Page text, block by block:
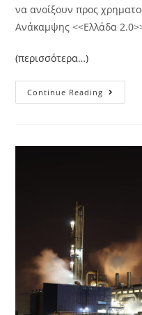
να ανοίξουν προς
Ανάκαμψης <<Ελλάδα
(περισσότερα…)
Continue Reading